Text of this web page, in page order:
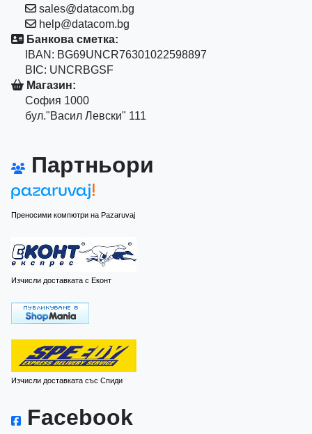
sales@datacom.bg
help@datacom.bg
Банкова сметка:
IBAN: BG69UNCR76301022598897
BIC: UNCRBGSF
Магазин:
София 1000
бул."Васил Левски" 111
Партньори
Преносими компютри на Pazaruvaj
Изчисли доставката с Еконт
Изчисли доставката със Спиди
Facebook